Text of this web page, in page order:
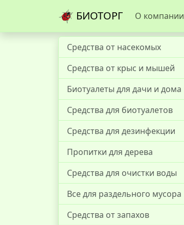
БИОТОРГ О компании
Средства от насекомых
Средства от крыс и мышей
Биотуалеты для дачи и дома
Средства для биотуалетов
Средства для дезинфекции
Пропитки для дерева
Средства для очистки воды
Все для раздельного мусора
Средства от запахов